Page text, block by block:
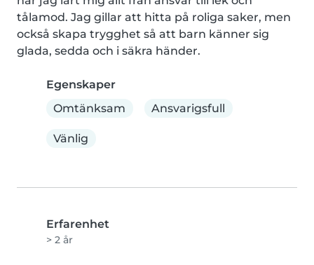
tålamod. Jag gillar att hitta på roliga saker, men
också skapa trygghet så att barn känner sig
glada, sedda och i säkra händer.
Egenskaper
Omtänksam
Ansvarigsfull
Vänlig
Erfarenhet
> 2 år